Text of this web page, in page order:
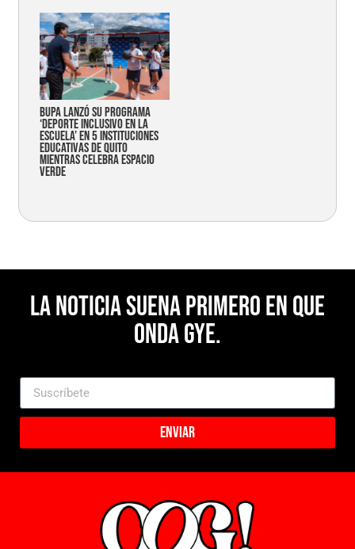
Bupa lanzó su programa
‘Deporte Inclusivo en la
Escuela’ en 5 instituciones
educativas de Quito
mientras celebra espacio
verde
La noticia suena primero en Que
Onda Gye.
Enviar